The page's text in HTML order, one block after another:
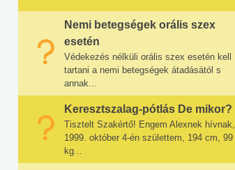
Nemi betegségek orális szex
esetén
Védekezés nélküli orális szex esetén kell
tartani a nemi betegségek átadásától s
annak...
Keresztszalag-pótlás De mikor?
Tisztelt Szakértő! Engem Alexnek hívnak,
1999. október 4-én születtem, 194 cm, 99
kg...